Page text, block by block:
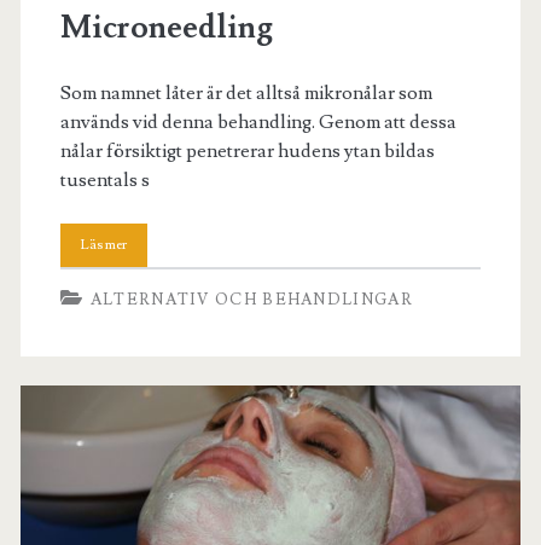
Microneedling
Som namnet låter är det alltså mikronålar som
används vid denna behandling. Genom att dessa
nålar försiktigt penetrerar hudens ytan bildas
tusentals s
ALTERNATIV OCH BEHANDLINGAR